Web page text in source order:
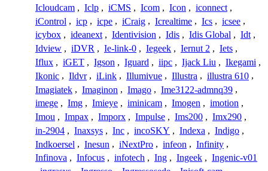
Icloudcam , Iclp , iCMS , Icom , Icon , iconnect ,
iControl , icp , icpe , iCraig , Icrealtime , Ics , icsee ,
icybox , ideanext , Identivision , Idis , Idis Global , Idt ,
Idview , iDVR , Ie-link-0 , Iegeek , Iernut 2 , Iets ,
Iflux , iGET , Igson , Iguard , iipc , Ijack Liu , Ikegami ,
Ikonic , Ildvr , iLink , Illumivue , Illustra , illustra 610 ,
Imagiatek , Imaginon , Imago , Ime3122-admnq39 ,
imege , Img , Imieye , iminicam , Imogen , imotion ,
Imou , Impax , Imporx , Impulse , Ims200 , Imx290 ,
in-2904 , Inaxsys , Inc , incoSKY , Indexa , Indigo ,
Indkoersel , Inesun , iNextPro , infeon , Infinity ,
Infinova , Infocus , infotech , Ing , Ingeek , Ingenic-v01